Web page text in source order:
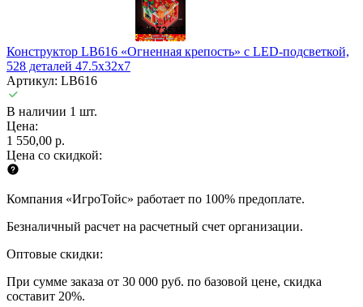
Конструктор LB616 «Огненная крепость» с LED-подсветкой,
528 деталей 47.5х32х7
Артикул: LB616
В наличии 1 шт.
Цена:
1 550,00 р.
Цена со скидкой:
Компания «ИгроТойс» работает по 100% предоплате.
Безналичный расчет на расчетный счет организации.
Оптовые скидки:
При сумме заказа от 30 000 руб. по базовой цене, скидка
составит 20%.